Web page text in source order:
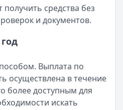
получить средства без
и документов.
Выплата по
осуществлена в течение
более доступным для
искать